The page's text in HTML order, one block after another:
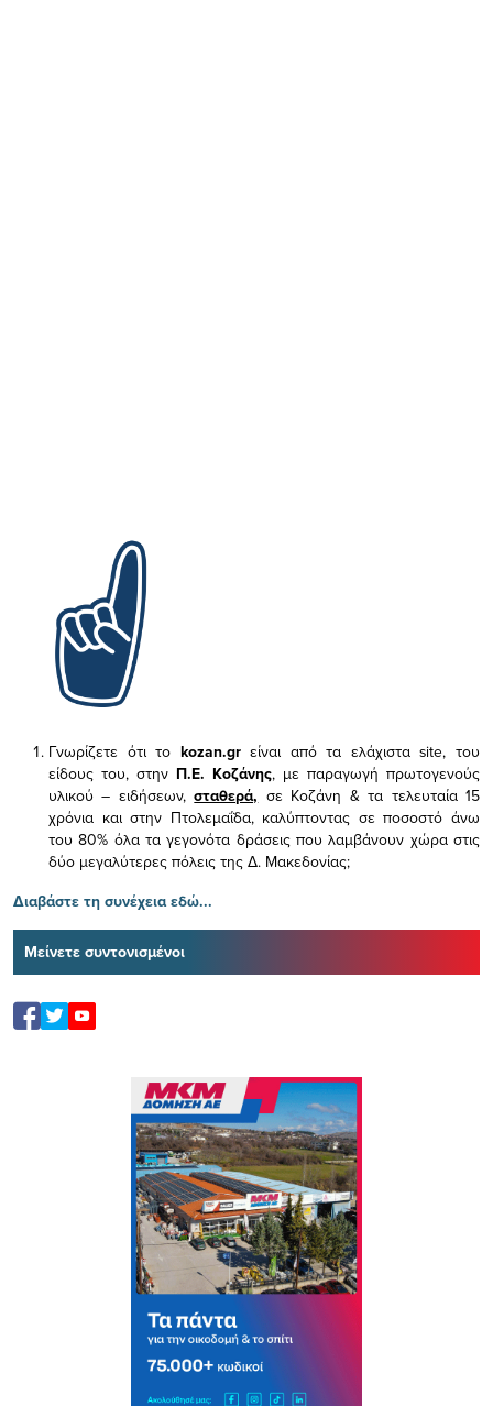
Γνωρίζετε ότι το kozan.gr είναι από τα ελάχισταsite, του
είδους του, στην Π.Ε. Κοζάνης, με παραγωγή πρωτογενούς
υλικού – ειδήσεων,σταθερά, σε Κοζάνη & τα τελευταία 15
χρόνια και στην Πτολεμαΐδα, καλύπτοντας σε ποσοστό άνω
του 80% όλα τα γεγονότα δράσεις που λαμβάνουν χώρα στις
δύο μεγαλύτερες πόλεις της Δ. Μακεδονίας;
Διαβάστε τη συνέχεια εδώ...
Μείνετε συντονισμένοι